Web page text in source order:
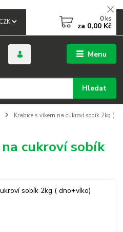
Menu
CZK
Hledat
0 ks
za 0,00 Kč
Krabice s víkem na cukroví sobík 2kg (
cukroví sobík